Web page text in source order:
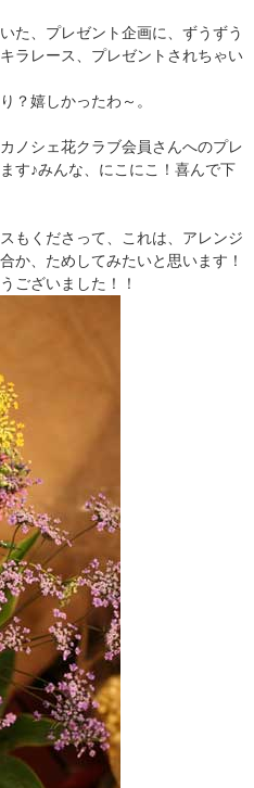
た、プレゼント企画に、ずうずう
ラレース、プレゼントされちゃい
？嬉しかったわ～。
ノシェ花クラブ会員さんへのプレ
す♪みんな、にこにこ！喜んで下
もくださって、これは、アレンジ
か、ためしてみたいと思います！
ございました！！